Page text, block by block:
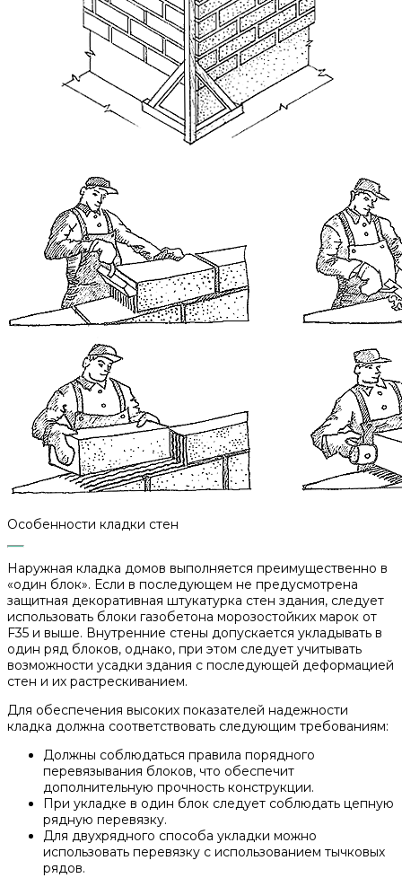
Особенности кладки стен
Наружная кладка домов выполняется преимущественно в
«один блок». Если в последующем не предусмотрена
защитная декоративная штукатурка стен здания, следует
использовать блоки газобетона морозостойких марок от
F35 и выше. Внутренние стены допускается укладывать в
один ряд блоков, однако, при этом следует учитывать
возможности усадки здания с последующей деформацией
стен и их растрескиванием.
Для обеспечения высоких показателей надежности
кладка должна соответствовать следующим требованиям:
Должны соблюдаться правила порядного
перевязывания блоков, что обеспечит
дополнительную прочность конструкции.
При укладке в один блок следует соблюдать цепную
рядную перевязку.
Для двухрядного способа укладки можно
использовать перевязку с использованием тычковых
рядов.